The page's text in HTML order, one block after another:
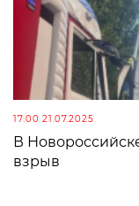
17:00 21.07.2025
В
взрыв